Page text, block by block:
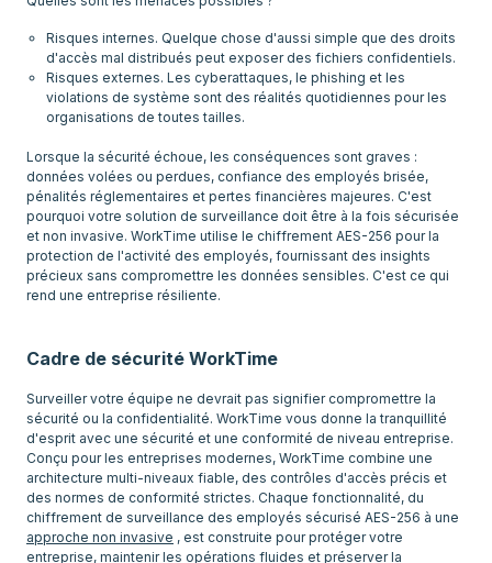
Risques internes. Quelque chose d'aussi simple que des droits
d'accès mal distribués peut exposer des fichiers confidentiels.
Risques externes. Les cyberattaques, le phishing et les
violations de système sont des réalités quotidiennes pour les
organisations de toutes tailles.
Lorsque la sécurité échoue, les conséquences sont graves :
données volées ou perdues, confiance des employés brisée,
pénalités réglementaires et pertes financières majeures. C'est
pourquoi votre solution de surveillance doit être à la fois sécurisée
et non invasive. WorkTime utilise le chiffrement AES-256 pour la
protection de l'activité des employés, fournissant des insights
précieux sans compromettre les données sensibles. C'est ce qui
rend une entreprise résiliente.
Cadre de sécurité WorkTime
Surveiller votre équipe ne devrait pas signifier compromettre la
sécurité ou la confidentialité. WorkTime vous donne la tranquillité
d'esprit avec une sécurité et une conformité de niveau entreprise.
Conçu pour les entreprises modernes, WorkTime combine une
architecture multi-niveaux fiable, des contrôles d'accès précis et
des normes de conformité strictes. Chaque fonctionnalité, du
chiffrement de surveillance des employés sécurisé AES-256 à une
approche non invasive , est construite pour protéger votre
entreprise, maintenir les opérations fluides et préserver la